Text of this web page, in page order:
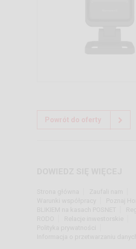
Powrót do oferty